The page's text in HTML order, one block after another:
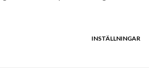
INSTÄLLNINGAR